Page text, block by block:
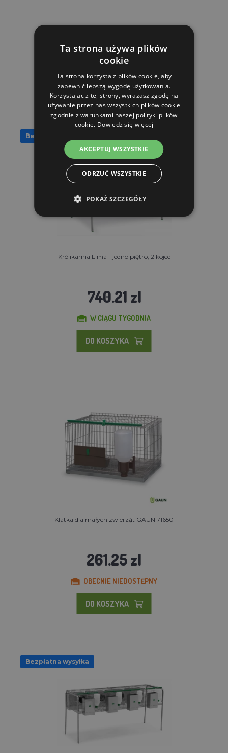
OCZEKUJEMY: 10.08.
DO KOSZYKA
Bezpłatna wysyłka
Królikarnia Lima - jedno piętro, 2 kojce
740.21 zl
W CIĄGU TYGODNIA
DO KOSZYKA
Klatka dla małych zwierząt GAUN 71650
261.25 zl
OBECNIE NIEDOSTĘPNY
DO KOSZYKA
Bezpłatna wysyłka
Ta strona używa plików
cookie
Ta strona korzysta z plików cookie, aby
zapewnić lepszą wygodę użytkowania.
Korzystając z tej strony, wyrażasz zgodę na
używanie przez nas wszystkich plików cookie
zgodnie z warunkami naszej polityki plików
cookie. Dowiedz się więcej
AKCEPTUJ WSZYSTKIE
ODRZUĆ WSZYSTKIE
POKAŻ SZCZEGÓŁY